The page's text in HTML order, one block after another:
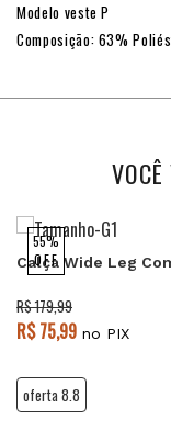
Modelo veste P
Composição: 63%
55%
OFF
Calça Wide Leg
R$ 179,99
R$ 75,99 no PIX
oferta 8.8